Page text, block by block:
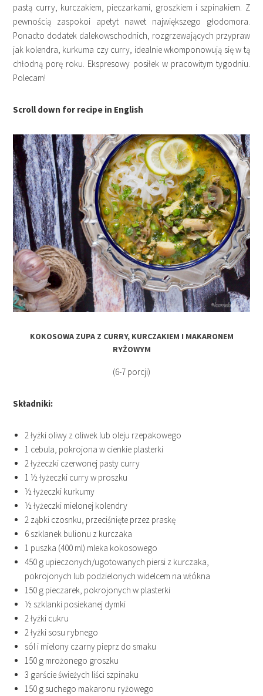
pastą curry, kurczakiem, pieczarkami, groszkiem i szpinakiem. Z
pewnością zaspokoi apetyt nawet największego głodomora.
Ponadto dodatek dalekowschodnich, rozgrzewających przypraw
jak kolendra, kurkuma czy curry, idealnie wkomponowują się w tą
chłodną porę roku. Ekspresowy posiłek w pracowitym tygodniu.
Polecam!
Scroll down for recipe in English
KOKOSOWA ZUPA Z CURRY, KURCZAKIEM I MAKARONEM
RYŻOWYM
(6-7 porcji)
Składniki:
2 łyżki oliwy z oliwek lub oleju rzepakowego
1 cebula, pokrojona w cienkie plasterki
2 łyżeczki czerwonej pasty curry
1 ½ łyżeczki curry w proszku
½ łyżeczki kurkumy
½ łyżeczki mielonej kolendry
2 ząbki czosnku, przeciśnięte przez praskę
6 szklanek bulionu z kurczaka
1 puszka (400 ml) mleka kokosowego
450 g upieczonych/ugotowanych piersi z kurczaka,
pokrojonych lub podzielonych widelcem na włókna
150 g pieczarek, pokrojonych w plasterki
½ szklanki posiekanej dymki
2 łyżki cukru
2 łyżki sosu rybnego
sól i mielony czarny pieprz do smaku
150 g mrożonego groszku
3 garście świeżych liści szpinaku
150 g suchego makaronu ryżowego